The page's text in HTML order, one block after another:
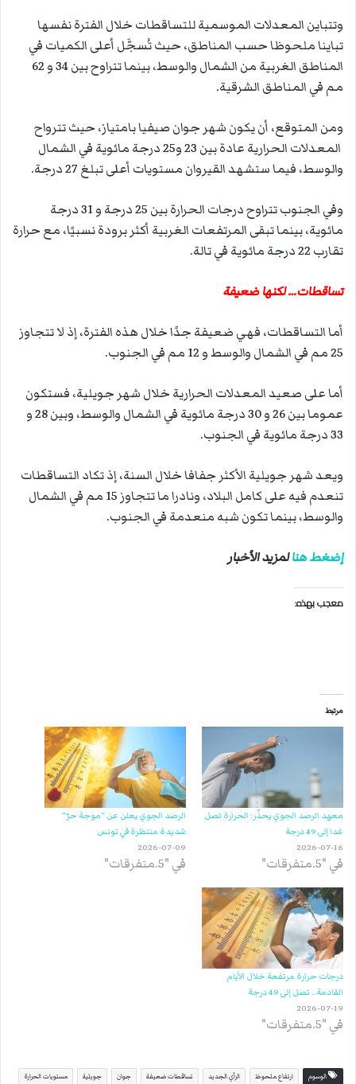
وتتباين المعدلات الموسمية للتساقطات خلال الفترة نفسها
تباينا ملحوظا حسب المناطق، حيث تُسجَّل أعلى الكميات في
المناطق الغربية من الشمال والوسط، بينما تتراوح بين 34 و 62
مم في المناطق الشرقية.
ومن المتوقع، أن يكون شهر جوان صيفيا بامتياز، حيث تترواح
المعدلات الحرارية عادة بين 23 و25 درجة مائوية في الشمال
والوسط، فيما ستشهد القيروان مستويات أعلى تبلغ 27 درجة.
وفي الجنوب تتراوح درجات الحرارة بين 25 درجة و 31 درجة
مائوية، بينما تبقى المرتفعات الغربية أكثر برودة نسبيًا، مع حرارة
تقارب 22 درجة مائوية في تالة.
تساقطات… لكنها ضعيفة
أما التساقطات، فهي ضعيفة جدًا خلال هذه الفترة، إذ لا تتجاوز
25 مم في الشمال والوسط و 12 مم في الجنوب.
أما على صعيد المعدلات الحرارية خلال شهر جويلية، فستكون
عموما بين 26 و 30 درجة مائوية في الشمال والوسط، وبين 28 و
33 درجة مائوية في الجنوب.
ويعد شهر جويلية الأكثر جفافا خلال السنة، إذ تكاد التساقطات
تنعدم فيه على كامل البلاد، ونادرا ما تتجاوز 15 مم في الشمال
والوسط، بينما تكون شبه منعدمة في الجنوب.
إضغط هنالمزيد الأخبار
معجب بهذه:
مرتبط
معهد الرصد الجوي يحذّر: الحرارة تصل
غدا إلى 49 درجة
2026-07-16
في "5.متفرقات"
الرصد الجوي يعلن عن “موجة حرّ”
شديدة منتظرة في تونس
2026-07-09
في "5.متفرقات"
درجات حرارة مرتفعة خلال الأيام
القادمة.. تصل إلى 49 درجة
2026-07-19
في "5.متفرقات"
الوسوم ارتفاع ملحوظ الرأي الجديد تساقطات ضعيفة جوان جويلية مستويات الحرارة